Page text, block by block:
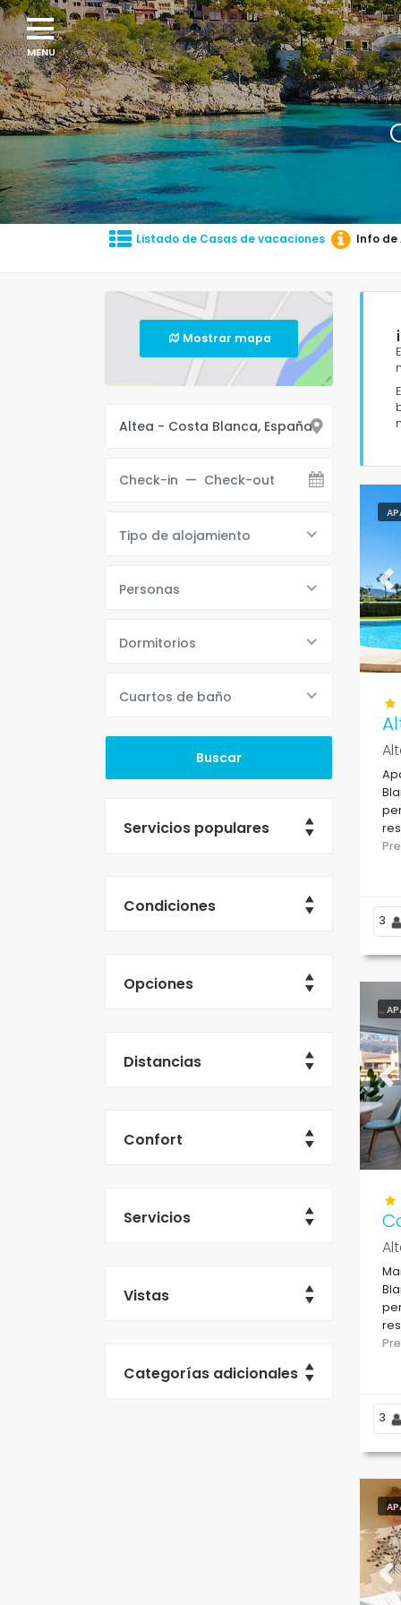
Listado de Casas de vacaciones Info de
Mostrar mapa
Tipo de alojamiento
Personas
Dormitorios
Cuartos de baño
Servicios populares
Condiciones
Opciones
Distancias
Confort
Servicios
Vistas
Categorías adicionales
3
3